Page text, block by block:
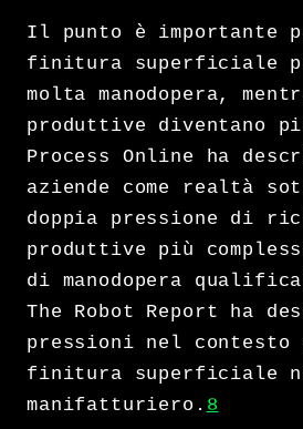
Il punto è importante
finitura superficiale
molta manodopera,
produttive diventano
Process Online ha
aziende come realtà
doppia pressione di
produttive più
di manodopera
The Robot Report ha
pressioni nel contesto
finitura superficiale
manifatturiero. 8